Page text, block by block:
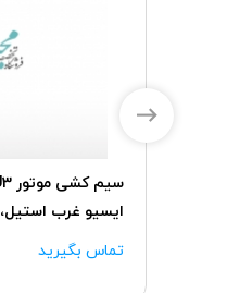
ایسیو غرب استیل، IK00682780
تماس بگیرید